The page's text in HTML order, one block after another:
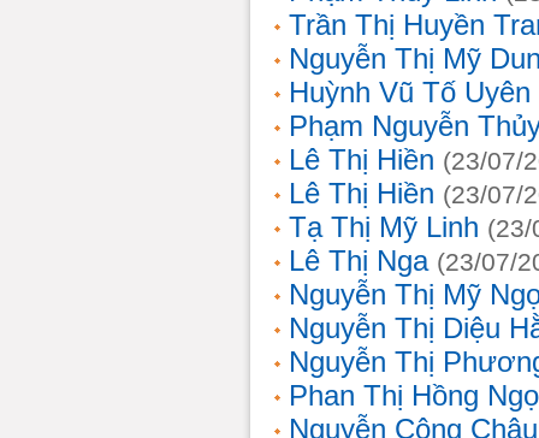
Trần Thị Huyền
Nguyễn Thị Mỹ
Huỳnh Vũ Tố Uyên
Phạm Nguyễn
Lê Thị Hiền (23/07/
Lê Thị Hiền (23/07/
Tạ Thị Mỹ Linh (23/
Lê Thị Nga (23/07/
Nguyễn Thị Mỹ
Nguyễn Thị Diệu
Nguyễn Thị
Phan Thị Hồng
Nguyễn Công Châu